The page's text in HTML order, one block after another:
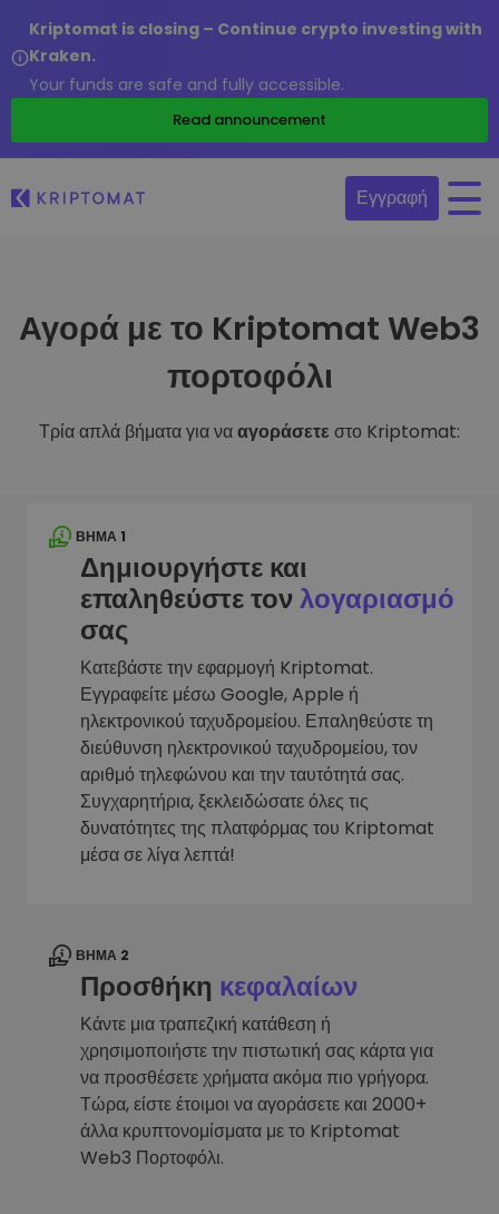
Kriptomat is closing – Continue crypto investing with
Kraken.
Your funds are safe and fully accessible.
Read announcement
Εγγραφή
Αγορά με το Kriptomat Web3
πορτοφόλι
Τρία απλά βήματα για νααγοράσετε στο Kriptomat:
ΒΉΜΑ 1
Δημιουργήστε και
επαληθεύστε τονλογαριασμό
σας
Κατεβάστε την εφαρμογή Kriptomat.
Εγγραφείτε μέσω Google, Apple ή
ηλεκτρονικού ταχυδρομείου. Επαληθεύστε τη
διεύθυνση ηλεκτρονικού ταχυδρομείου, τον
αριθμό τηλεφώνου και την ταυτότητά σας.
Συγχαρητήρια, ξεκλειδώσατε όλες τις
δυνατότητες της πλατφόρμας του Kriptomat
μέσα σε λίγα λεπτά!
ΒΉΜΑ 2
Προσθήκη κεφαλαίων
Κάντε μια τραπεζική κατάθεση ή
χρησιμοποιήστε την πιστωτική σας κάρτα για
να προσθέσετε χρήματα ακόμα πιο γρήγορα.
Τώρα, είστε έτοιμοι να αγοράσετε και 2000+
άλλα κρυπτονομίσματα με το Kriptomat
Web3 Πορτοφόλι.